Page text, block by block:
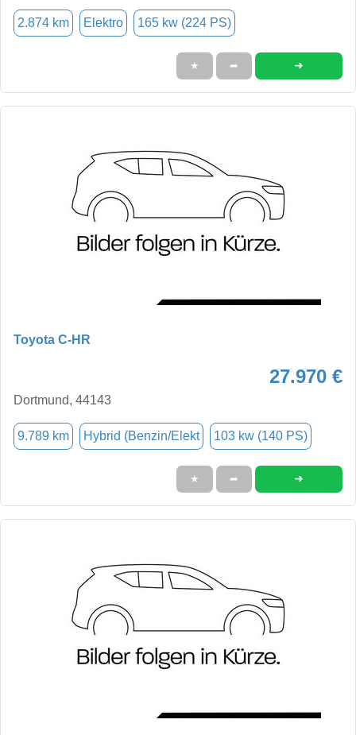
2.874 km Elektro 165 kw (224 PS)
★ ➦ ➜
Toyota C-HR
27.970 €
Dortmund, 44143
9.789 km Hybrid (Benzin/Elekt 103 kw (140 PS)
★ ➦ ➜